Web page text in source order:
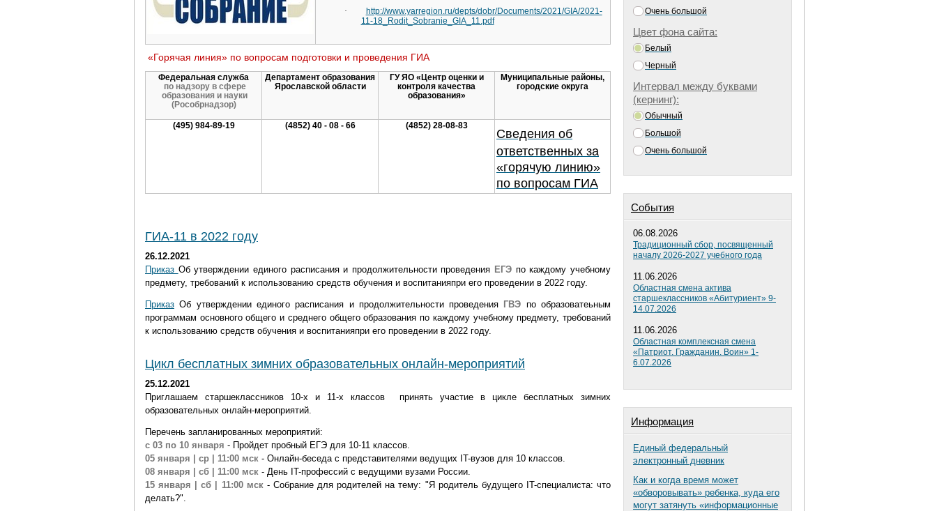
·
http://www.yarregion.ru/depts/dobr/Documents/2021/GIA/2021-
11-18_Rodit_Sobranie_GIA_11.pdf
«Горячая линия» по вопросам подготовки и проведения ГИА
Федеральная служба
по надзору в сфере
образования и науки
(Рособрнадзор)
Департамент образования
Ярославской области
ГУ ЯО «Центр оценки и
контроля качества
образования»​
Муниципальные районы,
городские округа​
(495) 984-89-19​​ ​(4852) 40 - 08 - 66 ​(4852) 28-08-83
Сведения об
ответственных за
«горячую линию»
по вопросам ГИА
ГИА-11 в 2022 году
26.12.2021
Приказ Об утверждении единого расписания и продолжительности проведения ЕГЭ по каждому учебному
предмету, требований к использованию средств обучения и воспитанияпри его проведении в 2022 году.
Приказ Об утверждении единого расписания и продолжительности проведения ГВЭ по образоватеьным
программам основного общего и среднего общего образования по каждому учебному предмету, требований
к использованию средств обучения и воспитанияпри его проведении в 2022 году.
Цикл бесплатных зимних образовательных онлайн-мероприятий
25.12.2021
Приглашаем старшеклассников 10-х и 11-х классов принять участие в цикле бесплатных зимних
образовательных онлайн-мероприятий.
Перечень запланированных мероприятий:
с 03 по 10 января - Пройдет пробный ЕГЭ для 10-11 классов.
05 января | ср | 11:00 мск - Онлайн-беседа с представителями ведущих IT-вузов для 10 классов.
08 января | сб | 11:00 мск - День IT-профессий с ведущими вузами России.
15 января | сб | 11:00 мск- Собрание для родителей на тему: "Я родитель будущего IT-специалиста: что
делать?".
Очень большой
Цвет фона сайта:
Белый
Черный
Интервал между буквами
(кернинг):
Обычный
Большой
Очень большой
Cобытия
06.08.2026
Традиционный сбор, посвященный
началу 2026-2027 учебного года
11.06.2026
Областная смена актива
старшеклассников «Абитуриент» 9-
14.07.2026
11.06.2026
Областная комплексная смена
«Патриот. Гражданин. Воин» 1-
6.07.2026
Информация
Единый федеральный
электронный дневник
Как и когда время может
«обворовывать» ребенка, куда его
могут затянуть «информационные